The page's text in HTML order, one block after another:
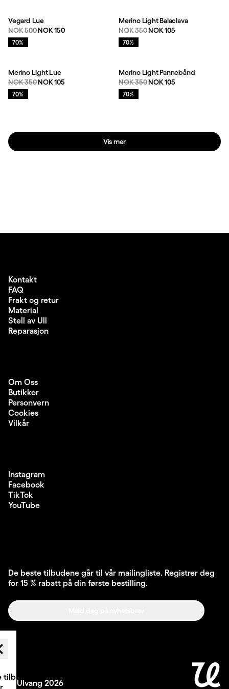
Vegard Lue
Originalpris:
NOK 500Salgspris
NOK 150
Salg
70%
Merino Light Balaclava
Originalpris:
NOK 350Salgspris
NOK 105
Salg
70%
Merino Light Lue
Originalpris:
NOK 350Salgspris
NOK 105
Salg
70%
Merino Light Pannebånd
Originalpris:
NOK 350Salgspris
NOK 105
Salg
70%
Vis mer
Kontakt
FAQ
Frakt og retur
Material
Stell av Ull
Reparasjon
Om Oss
Butikker
Personvern
Cookies
Vilkår
Instagram
Facebook
TikTok
YouTube
De beste tilbudene går til vår mailingliste. Registrer deg
for 15 % rabatt på din første bestilling.
© Ulvang 2026
påmelding
tilbudene